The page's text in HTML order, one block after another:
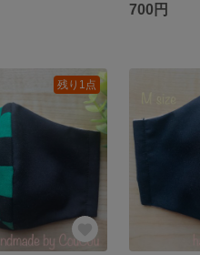
700円
残り1点